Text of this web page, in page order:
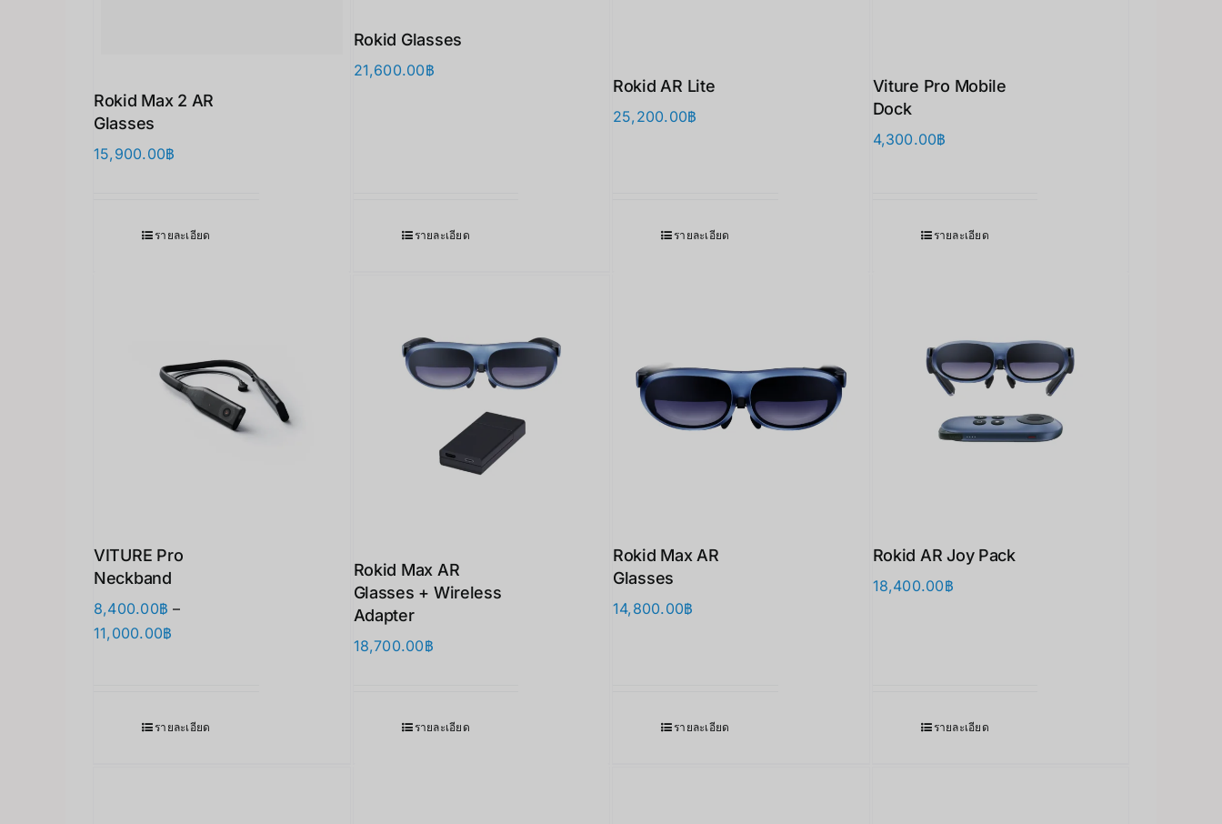
Rokid Max 2 AR
Glasses
15,900.00฿
รายละเอียด
Rokid Glasses
21,600.00฿
รายละเอียด
Rokid AR Lite
25,200.00฿
รายละเอียด
Viture Pro Mobile
Dock
4,300.00฿
รายละเอียด
VITURE Pro
Neckband
8,400.00฿ –
11,000.00฿
11,000.00฿
รายละเอียด
Rokid Max AR
Glasses + Wireless
Adapter
18,700.00฿
รายละเอียด
Rokid Max AR
Glasses
14,800.00฿
รายละเอียด
Rokid AR Joy Pack
18,400.00฿
รายละเอียด